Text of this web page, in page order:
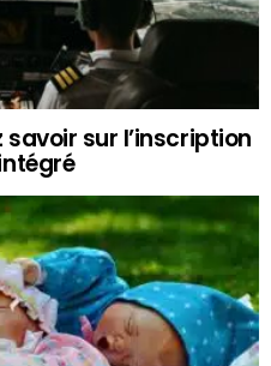
sur l’inscription